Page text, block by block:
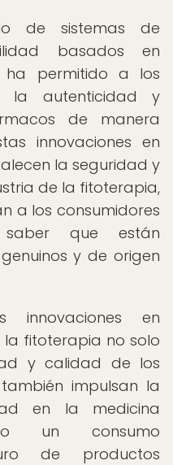
de sistemas de
basados en
ha permitido a los
la autenticidad y
de manera
innovaciones en
la seguridad y
de la fitoterapia,
a los consumidores
que están
y de origen
innovaciones en
fitoterapia no solo
y calidad de los
impulsan la
en la medicina
un consumo
de productos